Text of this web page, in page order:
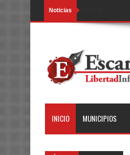
Noticias
INICIO MUNICIPIOS